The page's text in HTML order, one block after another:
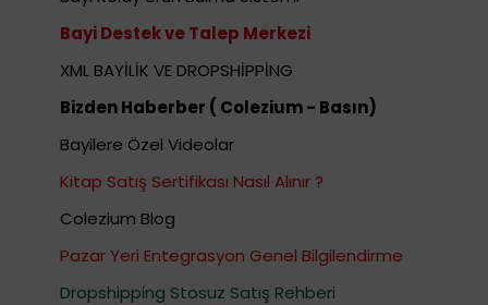
Bayi Destek ve Talep Merkezi
XML BAYİLİK VE DROPSHİPPİNG
Bizden Haberber ( Colezium - Basın)
Bayilere Özel Videolar
Kitap Satış Sertifikası Nasıl Alınır ?
Colezium Blog
Pazar Yeri Entegrasyon Genel Bilgilendirme
Dropshipping Stosuz Satış Rehberi